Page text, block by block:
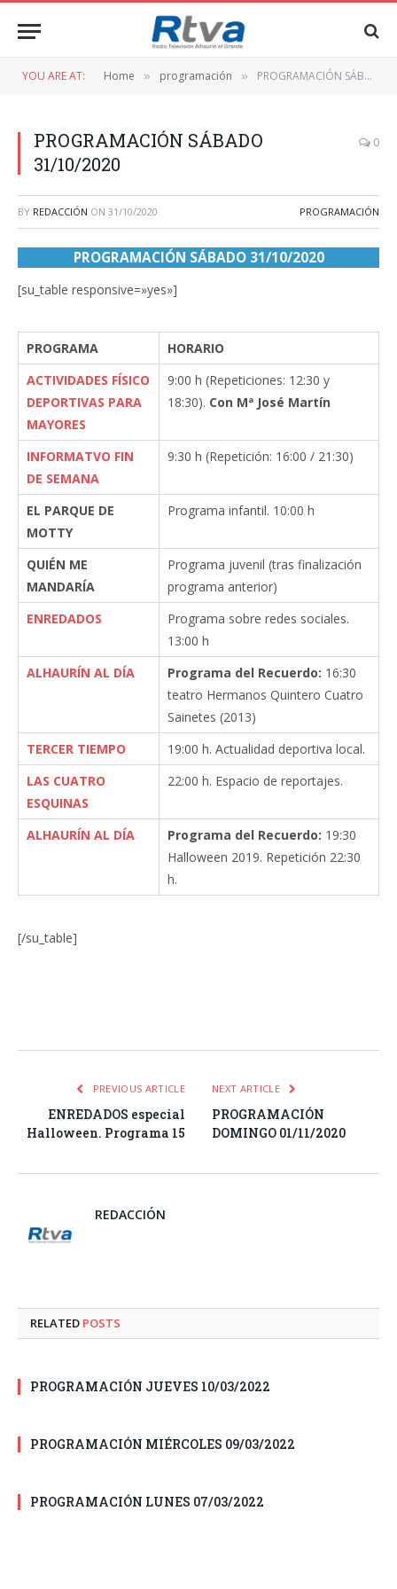
YOU ARE AT: Home » programación » PROGRAMACIÓN SÁBADO 31/10/2020
PROGRAMACIÓN SÁBADO
31/10/2020
0
BY REDACCIÓN ON 31/10/2020 PROGRAMACIÓN
PROGRAMACIÓN SÁBADO 31/10/2020
[su_table responsive=»yes»]
PROGRAMA
HORARIO
ACTIVIDADES FÍSICO
DEPORTIVAS PARA
MAYORES
9:00 h (Repeticiones: 12:30 y
18:30). Con Mª José Martín
INFORMATVO FIN
DE SEMANA
9:30 h (Repetición: 16:00 / 21:30)
EL PARQUE DE
MOTTY
Programa infantil. 10:00 h
QUIÉN ME
MANDARÍA
Programa juvenil (tras finalización
programa anterior)
ENREDADOS
Programa sobre redes sociales.
13:00 h
ALHAURÍN AL DÍA
Programa del Recuerdo: 16:30
teatro Hermanos Quintero Cuatro
Sainetes (2013)
TERCER TIEMPO
19:00 h. Actualidad deportiva local.
LAS CUATRO
ESQUINAS
22:00 h. Espacio de reportajes.
ALHAURÍN AL DÍA Programa del Recuerdo: 19:30
Halloween 2019. Repetición 22:30
h.
[/su_table]
PREVIOUS ARTICLE
ENREDADOS especial
Halloween. Programa 15
NEXT ARTICLE
PROGRAMACIÓN
DOMINGO 01/11/2020
REDACCIÓN
RELATED POSTS
PROGRAMACIÓN JUEVES 10/03/2022
PROGRAMACIÓN MIÉRCOLES 09/03/2022
PROGRAMACIÓN LUNES 07/03/2022